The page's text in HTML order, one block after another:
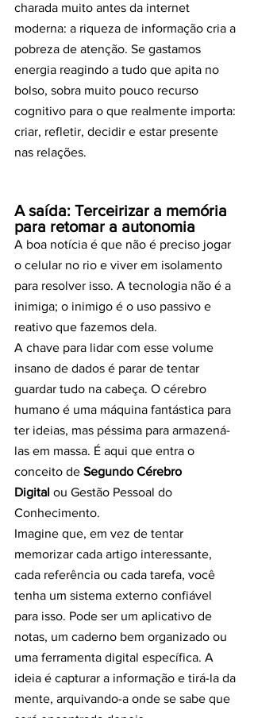
charada muito antes da internet
moderna: a riqueza de informação cria a
pobreza de atenção. Se gastamos
energia reagindo a tudo que apita no
bolso, sobra muito pouco recurso
cognitivo para o que realmente importa:
criar, refletir, decidir e estar presente
nas relações.
A saída: Terceirizar a memória
para retomar a autonomia
A boa notícia é que não é preciso jogar
o celular no rio e viver em isolamento
para resolver isso. A tecnologia não é a
inimiga; o inimigo é o uso passivo e
reativo que fazemos dela.
A chave para lidar com esse volume
insano de dados é parar de tentar
guardar tudo na cabeça. O cérebro
humano é uma máquina fantástica para
ter ideias, mas péssima para armazená-
las em massa. É aqui que entra o
conceito de Segundo Cérebro
Digital ou Gestão Pessoal do
Conhecimento.
Imagine que, em vez de tentar
memorizar cada artigo interessante,
cada referência ou cada tarefa, você
tenha um sistema externo confiável
para isso. Pode ser um aplicativo de
notas, um caderno bem organizado ou
uma ferramenta digital específica. A
ideia é capturar a informação e tirá-la da
mente, arquivando-a onde se sabe que